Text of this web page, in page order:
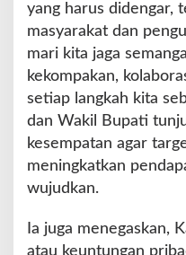
yang harus didengar,
masyarakat dan
mari kita jaga
kekompakan,
setiap langkah kita
dan Wakil Bupati
kesempatan agar
meningkatkan
wujudkan.
Ia juga menegaskan,
atau keuntungan